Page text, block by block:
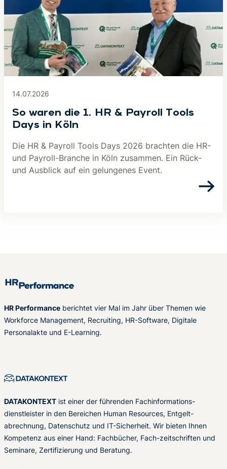
14.07.2026
So waren die 1. HR & Payroll Tools
Days in Köln
Die HR & Payroll Tools Days 2026 brachten die HR-
und Payroll-Branche in Köln zusammen. Ein Rück-
und Ausblick auf ein gelungenes Event.
HR Performance berichtet vier Mal im Jahr über Themen wie
Workforce Management, Recruiting, HR-Software, Digitale
Personalakte und E-Learning.
DATAKONTEXT ist einer der führenden Fachinformations-
dienstleister in den Bereichen Human Resources, Entgelt-
abrechnung, Datenschutz und IT-Sicherheit. Wir bieten Ihnen
Kompetenz aus einer Hand: Fachbücher, Fach-zeitschriften und
Seminare, Zertifizierung und Beratung.